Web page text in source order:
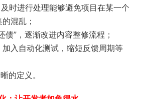
时进行处理能够避免项目在某一个
混乱；
债”，逐渐改进内容整修流程；
入自动化测试，缩短反馈周期等
的定义。